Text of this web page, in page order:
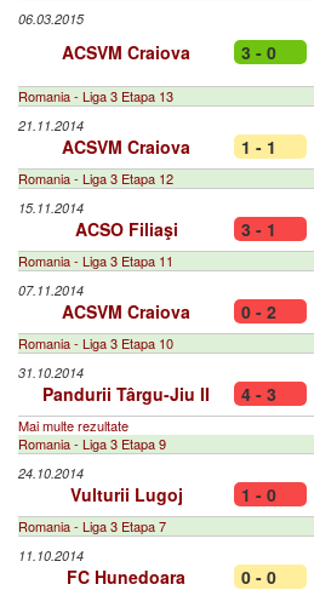
06.03.2015
ACSVM Craiova 3 - 0
Romania - Liga 3 Etapa 13
21.11.2014
ACSVM Craiova 1 - 1
Romania - Liga 3 Etapa 12
15.11.2014
ACSO Filiaşi 3 - 1
Romania - Liga 3 Etapa 11
07.11.2014
ACSVM Craiova 0 - 2
Romania - Liga 3 Etapa 10
31.10.2014
Pandurii Târgu-Jiu II 4 - 3
Mai multe rezultate
Romania - Liga 3 Etapa 9
24.10.2014
Vulturii Lugoj 1 - 0
Romania - Liga 3 Etapa 7
11.10.2014
FC Hunedoara 0 - 0